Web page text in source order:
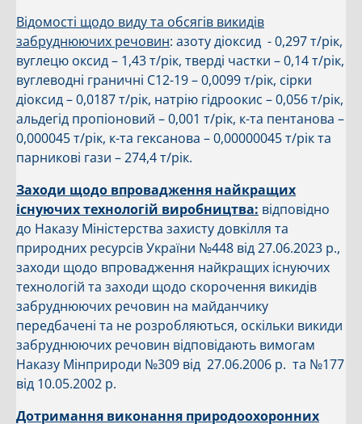
Відомості щодо виду та обсягів викидів
забруднюючих речовин: азоту діоксид - 0,297 т/рік,
вуглецю оксид – 1,43 т/рік, тверді частки – 0,14 т/рік,
вуглеводні граничні С12-19 – 0,0099 т/рік, сірки
діоксид – 0,0187 т/рік, натрію гідроокис – 0,056 т/рік,
альдегід пропіоновий – 0,001 т/рік, к-та пентанова –
0,000045 т/рік, к-та гексанова – 0,00000045 т/рік та
парникові гази – 274,4 т/рік.
Заходи щодо впровадження найкращих
існуючих технологій виробництва: відповідно
до Наказу Міністерства захисту довкілля та
природних ресурсів України №448 від 27.06.2023 р.,
заходи щодо впровадження найкращих існуючих
технологій та заходи щодо скорочення викидів
забруднюючих речовин на майданчику
передбачені та не розробляються, оскільки викиди
забруднюючих речовин відповідають вимогам
Наказу Мінприроди №309 від 27.06.2006 р. та №177
від 10.05.2002 р.
Дотримання виконання природоохоронних